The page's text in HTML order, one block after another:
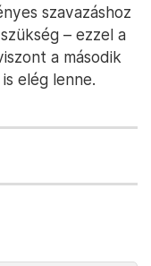
szavazáshoz
– ezzel a
a második
elég lenne.